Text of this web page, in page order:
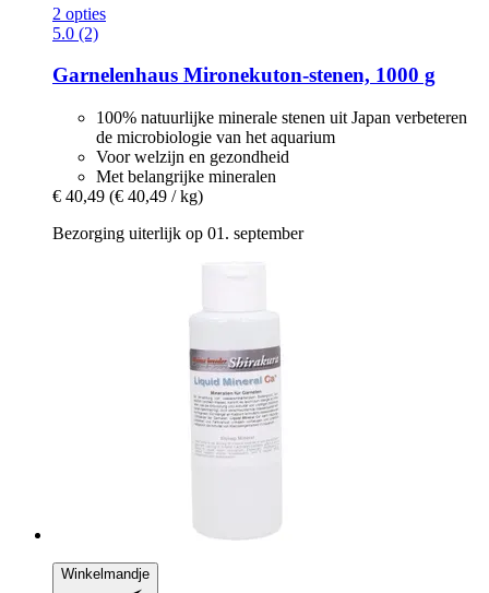
2 opties
5.0 (2)
Garnelenhaus Mironekuton-​stenen, 1000 g
100% natuurlijke minerale stenen uit Japan verbeteren
de microbiologie van het aquarium
Voor welzijn en gezondheid
Met belangrijke mineralen
€ 40,49 (€ 40,49 / kg)
Bezorging uiterlijk op 01. september
Winkelmandje